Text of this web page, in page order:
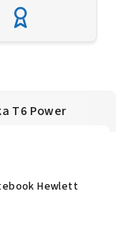
T6 Power
Hewlett